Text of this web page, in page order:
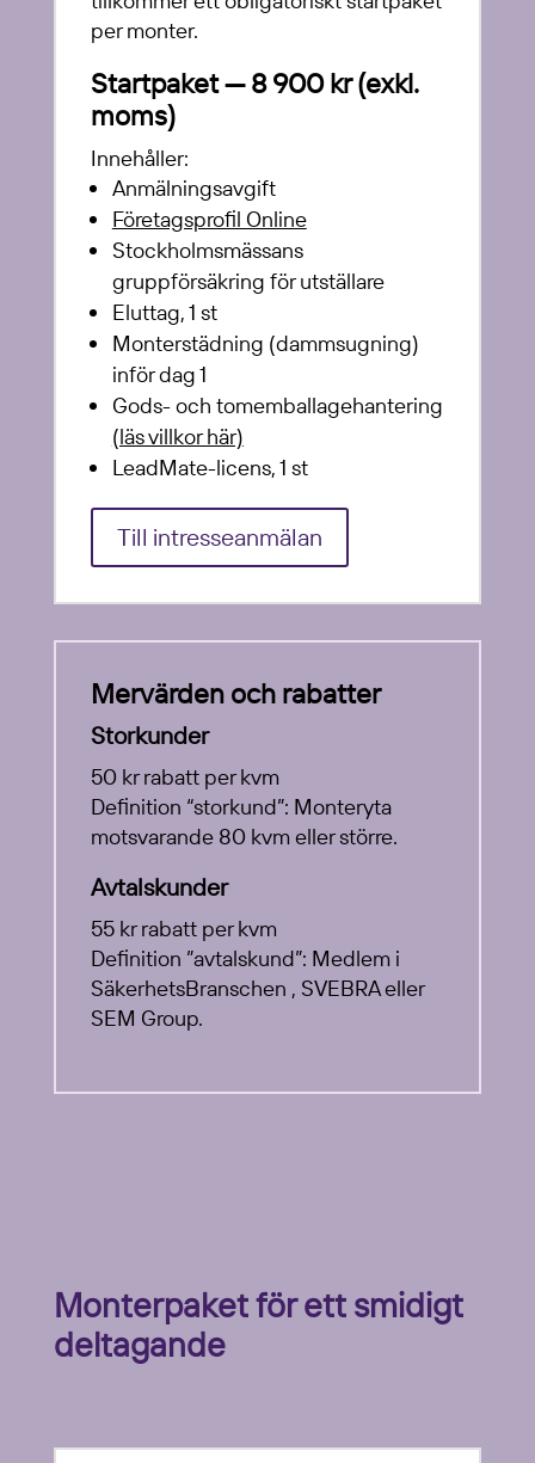
per monter.
Startpaket — 8 900 kr (exkl.
moms)
Innehåller:
Anmälningsavgift
Företagsprofil Online
Stockholmsmässans
gruppförsäkring för utställare
Eluttag, 1 st
Monterstädning (dammsugning)
inför dag 1
Gods- och tomemballagehantering
(läs villkor här)
LeadMate-licens, 1 st
Till intresseanmälan
Mervärden och rabatter
Storkunder
50 kr rabatt per kvm
Definition “storkund”: Monteryta
motsvarande 80 kvm eller större.
Avtalskunder
55 kr rabatt per kvm
Definition ”avtalskund”: Medlem i
SäkerhetsBranschen , SVEBRA eller
SEM Group.
Monterpaket för ett smidigt
deltagande